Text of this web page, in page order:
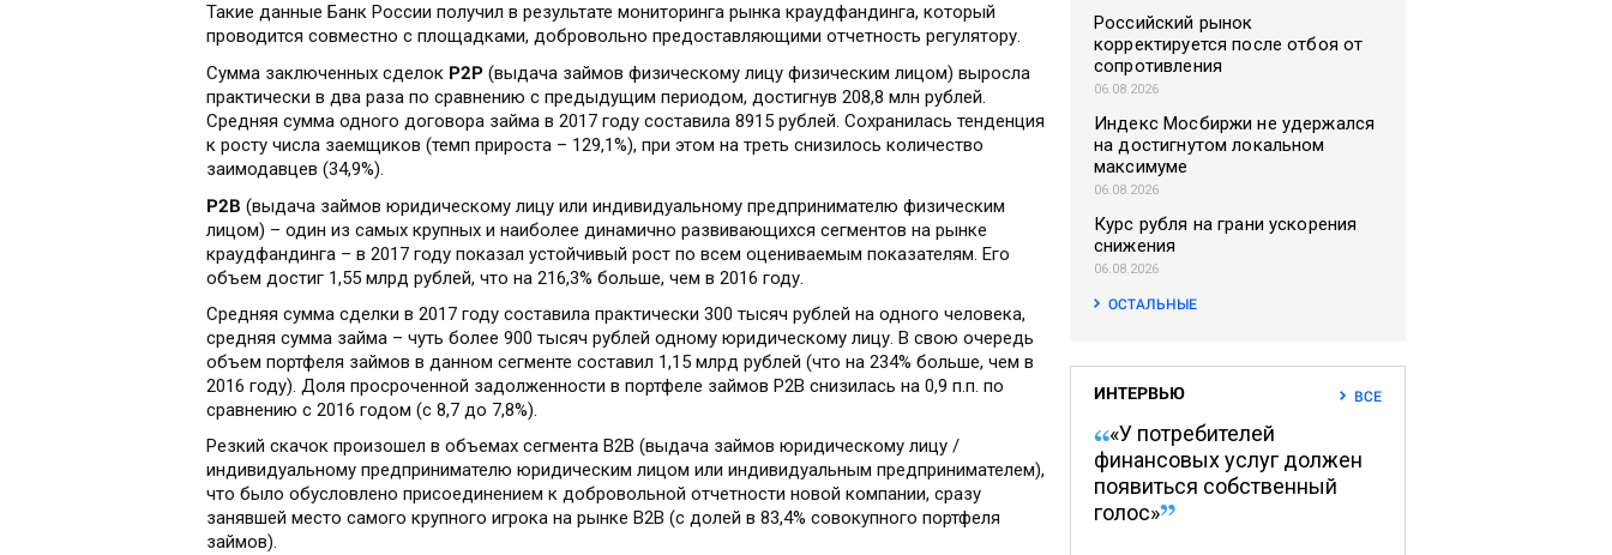
Такие данные Банк России получил в результате мониторинга рынка краудфандинга, который
проводится совместно с площадками, добровольно предоставляющими отчетность регулятору.
Сумма заключенных сделок P2P (выдача займов физическому лицу физическим лицом) выросла
практически в два раза по сравнению с предыдущим периодом, достигнув 208,8 млн рублей.
Средняя сумма одного договора займа в 2017 году составила 8915 рублей. Сохранилась тенденция
к росту числа заемщиков (темп прироста – 129,1%), при этом на треть снизилось количество
заимодавцев (34,9%).
P2B (выдача займов юридическому лицу или индивидуальному предпринимателю физическим
лицом) – один из самых крупных и наиболее динамично развивающихся сегментов на рынке
краудфандинга – в 2017 году показал устойчивый рост по всем оцениваемым показателям. Его
объем достиг 1,55 млрд рублей, что на 216,3% больше, чем в 2016 году.
Средняя сумма сделки в 2017 году составила практически 300 тысяч рублей на одного человека,
средняя сумма займа – чуть более 900 тысяч рублей одному юридическому лицу. В свою очередь
объем портфеля займов в данном сегменте составил 1,15 млрд рублей (что на 234% больше, чем в
2016 году). Доля просроченной задолженности в портфеле займов P2B снизилась на 0,9 п.п. по
сравнению с 2016 годом (с 8,7 до 7,8%).
Резкий скачок произошел в объемах сегмента B2B (выдача займов юридическому лицу /
индивидуальному предпринимателю юридическим лицом или индивидуальным предпринимателем),
что было обусловлено присоединением к добровольной отчетности новой компании, сразу
занявшей место самого крупного игрока на рынке B2B (с долей в 83,4% совокупного портфеля
займов).
Российский рынок
корректируется после отбоя от
сопротивления
06.08.2026
Индекс Мосбиржи не удержался
на достигнутом локальном
максимуме
06.08.2026
Курс рубля на грани ускорения
снижения
06.08.2026
ОСТАЛЬНЫЕ
ИНТЕРВЬЮ ВСЕ
«У потребителей
финансовых услуг должен
появиться собственный
голос»